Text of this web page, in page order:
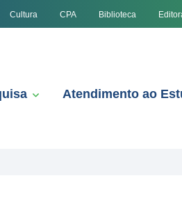
Cultura CPA Biblioteca
Atendimento ao